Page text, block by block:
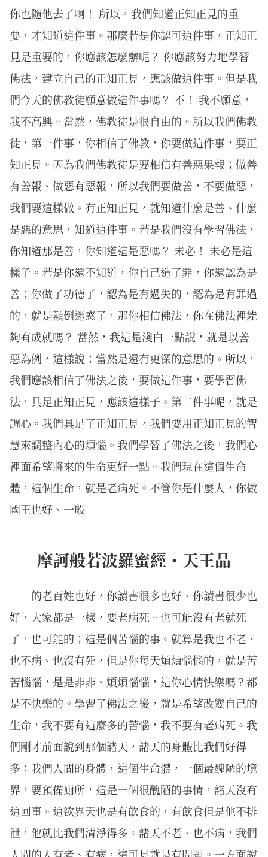
你也隨他去了啊！ 所以，我們知道正知正見的重
要，才知道這件事。那麼若是你認可這件事，正知正
見是重要的，你應該怎麼辦呢？ 你應該努力地學習
佛法，建立自己的正知正見，應該做這件事。但是我
們今天的佛教徒願意做這件事嗎？ 不！ 我不願意，
我不高興。當然，佛教徒是很自由的。所以我們佛教
徒，第一件事，你相信了佛教，你要做這件事，要正
知正見。因為我們佛教徒是要相信有善惡果報；做善
有善報、做惡有惡報，所以我們要做善，不要做惡，
我們要這樣做。有正知正見，就知道什麼是善、什麼
是惡的意思，知道這件事。若是我們沒有學習佛法，
你知道那是善，你知道這是惡嗎？ 未必！ 未必是這
樣子。若是你還不知道，你自己造了罪，你還認為是
善；你做了功德了，認為是有過失的，認為是有罪過
的，就是顛倒迷惑了，那你相信佛法，你在佛法裡能
夠有成就嗎？ 當然，我這是淺白一點說，就是以善
惡為例，這樣說；當然是還有更深的意思的。所以，
我們應該相信了佛法之後，要做這件事，要學習佛
法，具足正知正見，應該這樣子。第二件事呢，就是
調心。我們具足了正知正見，我們要用正知正見的智
慧來調整內心的煩惱。我們學習了佛法之後，我們心
裡面希望將來的生命更好一點。我們現在這個生命
體，這個生命，就是老病死。不管你是什麼人，你做
國王也好、一般
摩訶般若波羅蜜經・天王品
的老百姓也好，你讀書很多也好、你讀書很少也
好，大家都是一樣，要老病死。也可能沒有老就死
了，也可能的；這是個苦惱的事。就算是我也不老、
也不病、也沒有死，但是你每天煩煩惱惱的，就是苦
苦惱惱，是是非非、煩煩惱惱，這你心情快樂嗎？都
是不快樂的。學習了佛法之後，就是希望改變自己的
生命，我不要有這麼多的苦惱，我不要有老病死。我
們剛才前面說到那個諸天，諸天的身體比我們好得
多；我們人間的身體，這個生命體，一個最醜陋的境
界，要預備廁所，這是一個很醜陋的事情，諸天沒有
這回事。這欲界天也是有飲食的，有飲食但是他不排
泄，他就比我們清淨得多。諸天不老、也不病，我們